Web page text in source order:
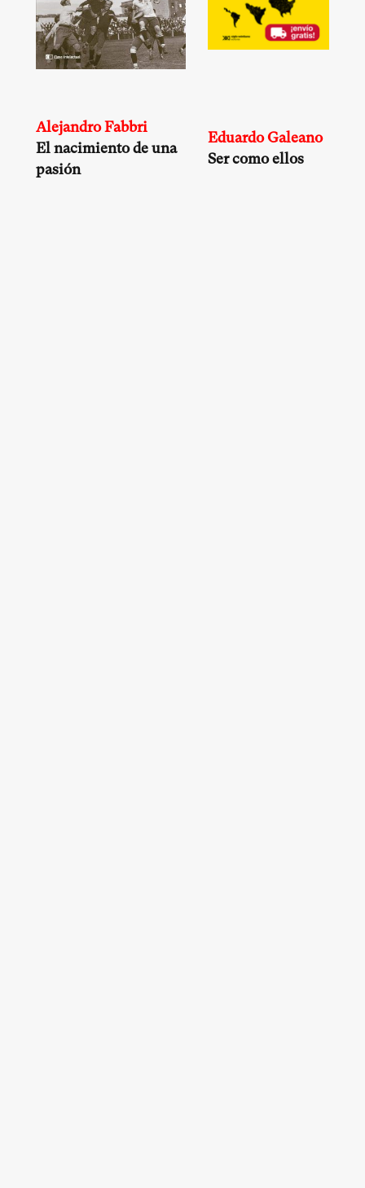
Alejandro Fabbri
El nacimiento de una
pasión
Eduardo Galeano
Ser como ellos